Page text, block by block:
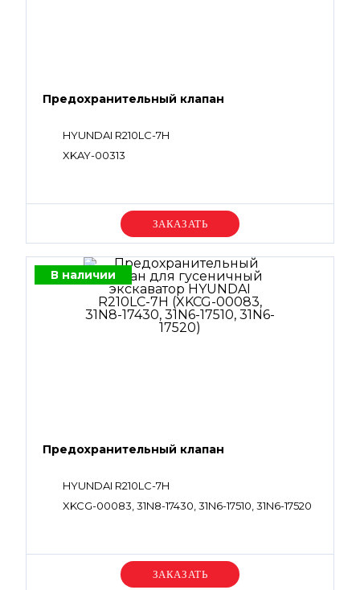
Предохранительный клапан
HYUNDAI R210LC-7H
XKAY-00313
Уточняйте цену
В наличии
Предохранительный клапан
HYUNDAI R210LC-7H
XKCG-00083, 31N8-17430, 31N6-17510, 31N6-17520
Уточняйте цену